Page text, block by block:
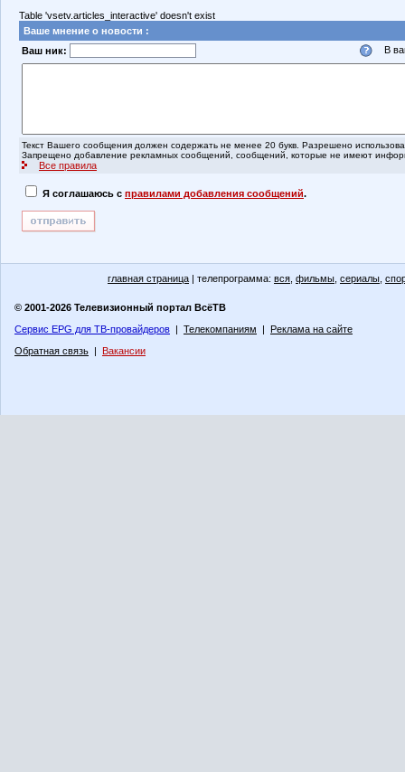
Table 'vsetv.articles_interactive' doesn't exist
Ваше мнение о новости :
Ваш ник:
В
Текст Вашего сообщения должен содержать не менее 20 букв. Разрешено
Запрещено добавление рекламных сообщений, сообщений, которые не имеют
Все правила
Я соглашаюсь с правилами добавления сообщений.
главная страница | телепрограмма: вся фильмы сериалы
© 2001-2026 Телевизионный портал ВсёТВ
Сервис EPG для ТВ-провайдеров | Телекомпаниям | Реклама на сайте
Обратная связь | Вакансии